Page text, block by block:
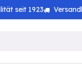
seit 1923